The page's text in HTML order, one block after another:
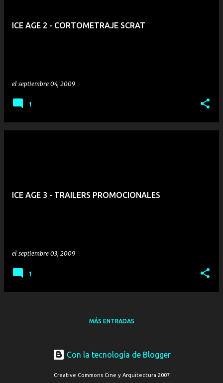
ICE AGE 2 - CORTOMETRAJE SCRAT
el septiembre 04, 2009
1
ICE AGE 3 - TRAILERS PROMOCIONALES
el septiembre 03, 2009
1
MÁS ENTRADAS
Con la tecnología de Blogger
Creative Commons Cine y Arquitectura 2007